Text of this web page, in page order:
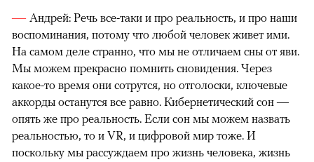
Андрей: Речь все-таки и про реальность, и про наши
воспоминания, потому что любой человек живет ими.
На самом деле странно, что мы не отличаем сны от яви.
Мы можем прекрасно помнить сновидения. Через
какое-то время они сотрутся, но отголоски, ключевые
аккорды останутся все равно. Кибернетический сон —
опять же про реальность. Если сон мы можем назвать
реальностью, то и VR, и цифровой мир тоже. И
поскольку мы рассуждаем про жизнь человека, жизнь